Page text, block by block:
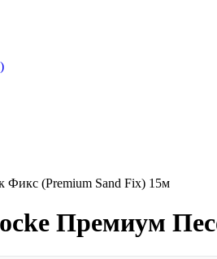
Фикс (Premium Sand Fix) 15м
Премиум